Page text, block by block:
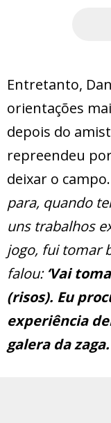
Entretanto,
orientações
depois do
repreendeu
deixar o campo.
para, quando
uns trabalhos
jogo, fui tomar
falou:‘Vai
(risos). Eu
experiência
galera da